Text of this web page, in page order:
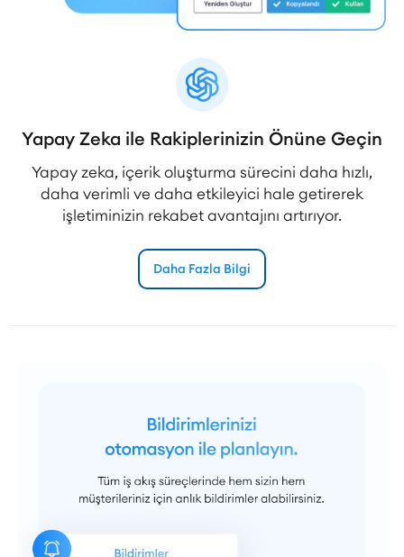
Yapay Zeka ile Rakiplerinizin Önüne Geçin
Yapay zeka, içerik oluşturma sürecini daha hızlı,
daha verimli ve daha etkileyici hale getirerek
işletiminizin rekabet avantajını artırıyor.
Daha Fazla Bilgi